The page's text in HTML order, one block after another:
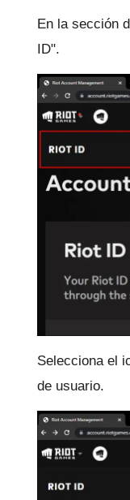
En la sección
ID".
Selecciona el
de usuario.